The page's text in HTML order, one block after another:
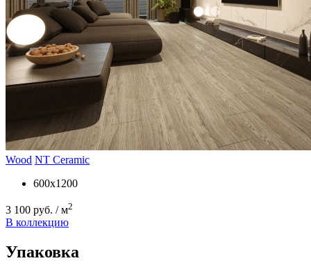
Wood NT Ceramic
600x1200
3 100 руб. / м2
В коллекцию
Упаковка